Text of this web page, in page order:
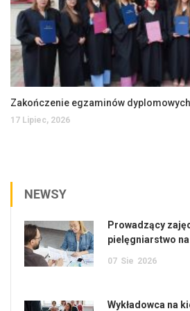
17 Lipiec, 2026
NEWSY
Prowadzący
pielęgniarstwo
07 Sie 2026
Wykładowca na